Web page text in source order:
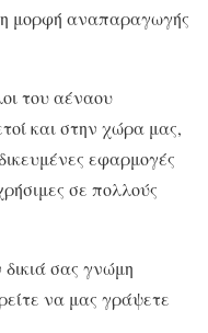
μορφή αναπαραγωγής
του αέναου
και στην χώρα μας,
εφαρμογές
σε πολλούς
σας γνώμη
να μας γράψετε